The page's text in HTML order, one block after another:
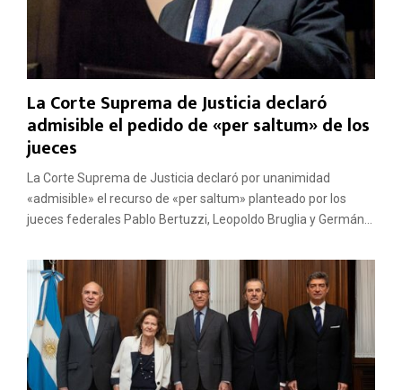
La Corte Suprema de Justicia declaró
admisible el pedido de «per saltum» de los
jueces
La Corte Suprema de Justicia declaró por unanimidad
«admisible» el recurso de «per saltum» planteado por los
jueces federales Pablo Bertuzzi, Leopoldo Bruglia y Germán...